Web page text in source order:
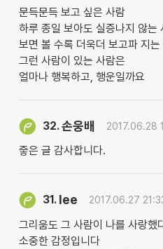
문득문득 보고 싶은 사람
하루 종일 보아도 실증나지 않는
보면 볼 수록 더욱더 보고파 지는
그런 사람이 있는 사람은
얼마나 행복하고, 행운일까요
32.손웅배 2017.06.28
즣은 글 감사합니다.
31. lee 2017.06.27
그리움도 그 사람이 나를 사랑했
소중한 감정입니다